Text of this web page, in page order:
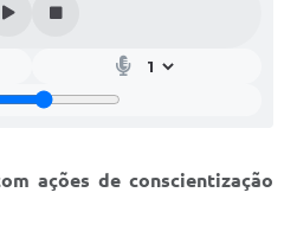
ações de conscientização